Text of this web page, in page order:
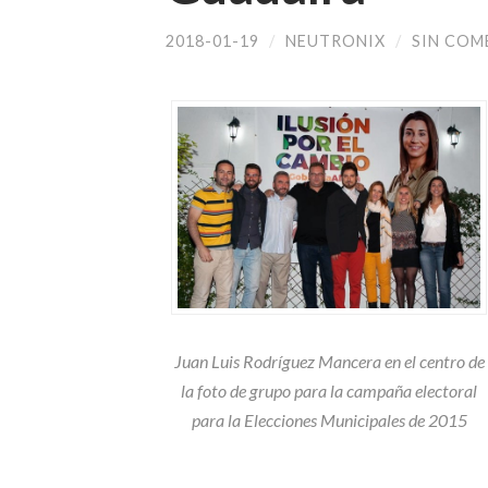
2018-01-19 / NEUTRONIX / SIN
Juan Luis Rodríguez Mancera en el centro de
la foto de grupo para la campaña electoral
para la Elecciones Municipales de 2015